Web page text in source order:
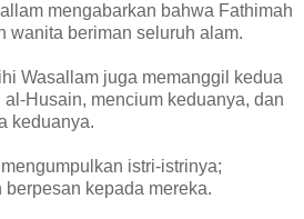
mengabarkan bahwa Fathimah
wanita beriman seluruh alam.
Wasallam juga memanggil kedua
Husain, mencium keduanya, dan
keduanya.
istri-istrinya;
kepada mereka.